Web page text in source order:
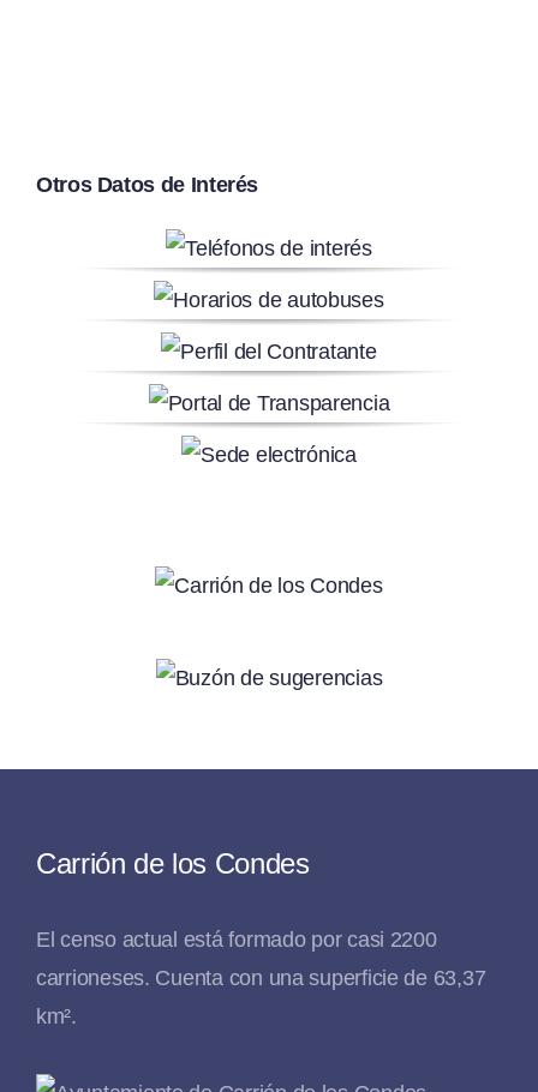
Otros Datos de Interés
Carrión de los Condes
El censo actual está formado por casi 2200
carrioneses. Cuenta con una superficie de 63,37
km².